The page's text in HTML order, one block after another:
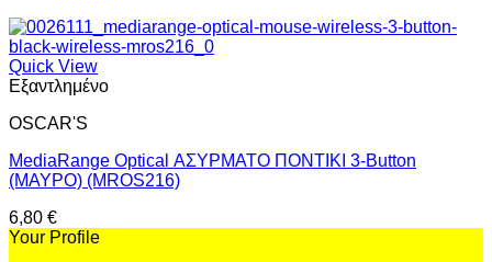
Quick View
Εξαντλημένο
OSCAR'S
MediaRange Optical ΑΣΥΡΜΑΤΟ ΠΟΝΤΙΚΙ 3-Button
(ΜΑΥΡΟ) (MROS216)
6,80 €
Your Profile